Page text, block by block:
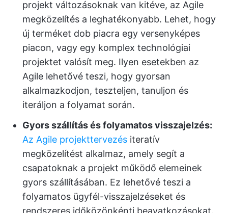
projekt változásoknak van kitéve, az Agile
megközelítés a leghatékonyabb. Lehet, hogy
új terméket dob piacra egy versenyképes
piacon, vagy egy komplex technológiai
projektet valósít meg. Ilyen esetekben az
Agile lehetővé teszi, hogy gyorsan
alkalmazkodjon, teszteljen, tanuljon és
iteráljon a folyamat során.
Gyors szállítás és folyamatos visszajelzés:
Az Agile projekttervezés iteratív
megközelítést alkalmaz, amely segít a
csapatoknak a projekt működő elemeinek
gyors szállításában. Ez lehetővé teszi a
folyamatos ügyfél-visszajelzéseket és
rendszeres időközönkénti beavatkozásokat.